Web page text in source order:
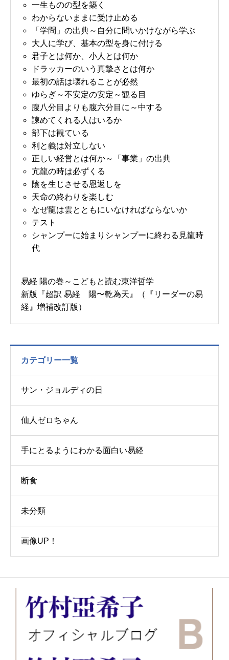
一生ものの型を築く
わからないままに受け止める
「学問」の出典～自分に問いかけながら学ぶ
大人に学び、基本の型を身に付ける
君子とは何か、小人とは何か
ドラッカーのいう真摯さとは何か
最初の話は壊れることが必然
ゆらぎ～不安定の安定～観る目
腹八分目よりも腹六分目に～中する
諫めてくれる人はいるか
部下は観ている
利と義は対立しない
正しい経営とは何か～「事業」の出典
亢龍の時は必ずくる
陰を生じさせる恩返しを
天命の終わりを楽しむ
なぜ龍は雲とともにいなければならないか
テスト
シャンプーに始まりシャンプーに終わる見龍時
代
易経 陽の巻～こどもと読む東洋哲学
新版『超訳 易経 陽〜乾為天』（『リーダーの易
経』増補改訂版）
カテゴリー一覧
サン・ジョルディの日
仙人ゼロちゃん
手にとるようにわかる面白い易経
断食
未分類
画像UP！